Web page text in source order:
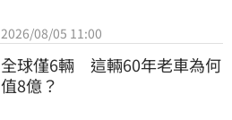
2026/08/05 11:00
全球僅6輛　這輛60年老車為何
值8億？